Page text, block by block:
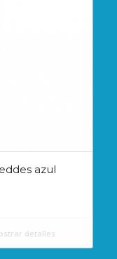
azul
detalles